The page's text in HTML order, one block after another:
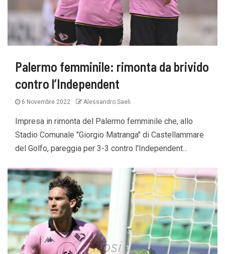
Palermo femminile: rimonta da brivido
contro l’Independent
6 Novembre 2022 Alessandro Saeli
Impresa in rimonta del Palermo femminile che, allo
Stadio Comunale "Giorgio Matranga" di Castellammare
del Golfo, pareggia per 3-3 contro l'Independent...